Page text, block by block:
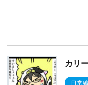
カリ
日常編